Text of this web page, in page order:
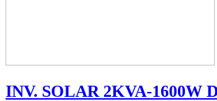
INV. SOLAR 2KVA-1600W